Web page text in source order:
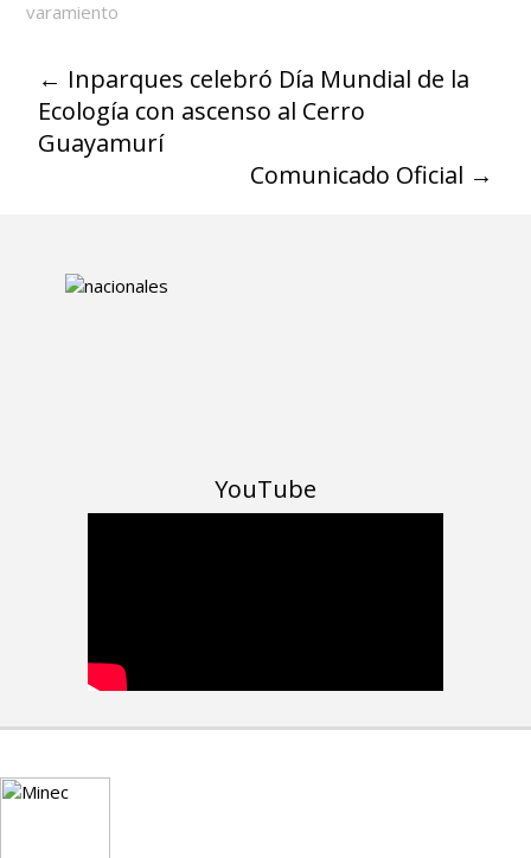
varamiento
← Inparques celebró Día Mundial de la
Ecología con ascenso al Cerro
Guayamurí
Comunicado Oficial →
YouTube